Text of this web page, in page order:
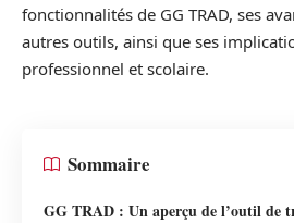
fonctionnalités de GG TRAD, ses
autres outils, ainsi que ses
professionnel et scolaire.
Sommaire
GG TRAD : Un aperçu de l’outil de